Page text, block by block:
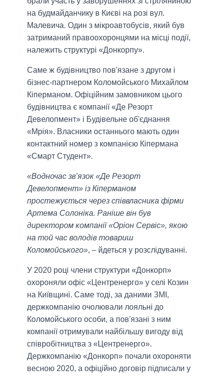
на будмайданчику в Києві на розі вул.
Малевича. Один з мікроавтобусів, який був
затриманий правоохоронцями на місці події,
належить структурі «Донкорпу».
Саме ж будівництво пов'язане з другом і
бізнес-партнером Коломойського Михайлом
Кіперманом. Офіційним замовником цього
будівництва є компанії «Де Резорт
Девелопмент» і Будівельне об'єднання
«Мрія». Власники останнього мають один
контактний номер з компанією Кіпермана
«Смарт Студент».
«Водночас зв’язок «Де Резорт
Девелопмент» із Кіперманом
простежується через співвласника фірми
Артема Солоніка. Раніше він був
директором компанії «Оріон Сервіс», якою
на той час володів товариш
Коломойського», – йдеться у розслідуванні.
У 2020 році члени структури «Донкорп»
охороняли офіс «Центренерго» у селі Козин
на Київщині. Саме тоді, за даними ЗМІ,
держкомпанію очолювали лояльні до
Коломойського особи, а пов'язані з ним
компанії отримували найбільшу вигоду від
співробітництва з «Центренерго».
Держкомпанію «Донкорп» почали охороняти
весною 2020, а офіційно договір підписали у